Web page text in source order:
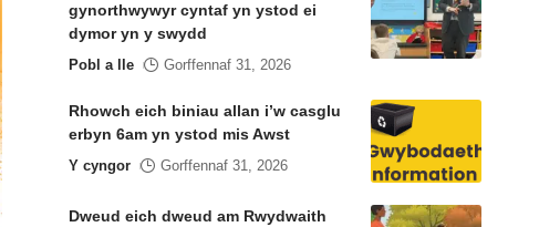
gynorthwywyr cyntaf yn ystod ei
dymor yn y swydd
Pobl a lle Gorffennaf 31, 2026
Rhowch eich biniau allan i’w casglu
erbyn 6am yn ystod mis Awst
Y cyngor Gorffennaf 31, 2026
Dweud eich dweud am Rwydwaith